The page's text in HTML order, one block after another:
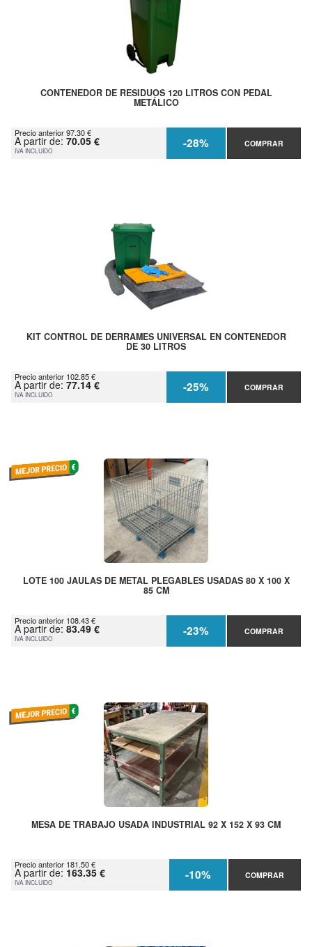
CONTENEDOR DE RESIDUOS 120 LITROS CON PEDAL
METÁLICO
Precio anterior 97.30 €
A partir de: 70.05 €
IVA INCLUIDO -28% COMPRAR
KIT CONTROL DE DERRAMES UNIVERSAL EN CONTENEDOR
DE 30 LITROS
Precio anterior 102.85 €
A partir de: 77.14 €
IVA INCLUIDO -25% COMPRAR
LOTE 100 JAULAS DE METAL PLEGABLES USADAS 80 X 100 X
85 CM
Precio anterior 108.43 €
A partir de: 83.49 €
IVA INCLUIDO -23% COMPRAR
MESA DE TRABAJO USADA INDUSTRIAL 92 X 152 X 93 CM
Precio anterior 181.50 €
A partir de: 163.35 €
IVA INCLUIDO -10% COMPRAR